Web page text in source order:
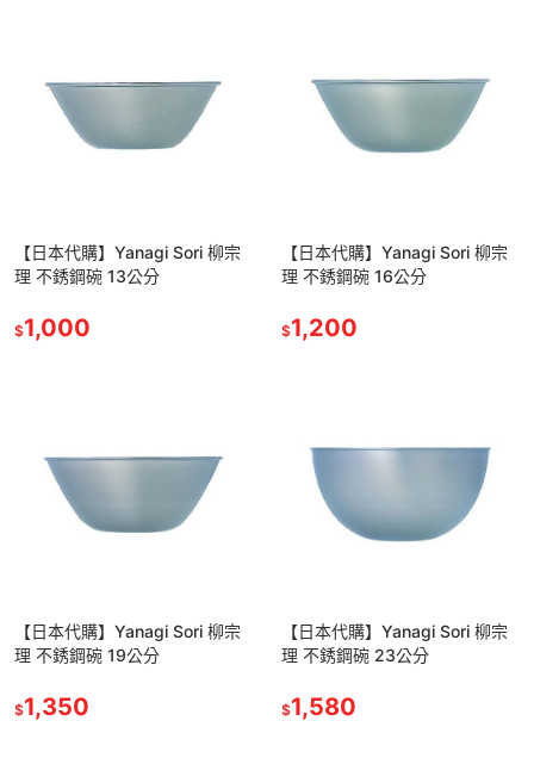
【日本代購】Yanagi Sori 柳宗
理 不銹鋼碗 13公分
$1,000
【日本代購】Yanagi Sori 柳宗
理 不銹鋼碗 16公分
$1,200
【日本代購】Yanagi Sori 柳宗
理 不銹鋼碗 19公分
$1,350
【日本代購】Yanagi Sori 柳宗
理 不銹鋼碗 23公分
$1,580